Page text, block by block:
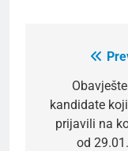
navigation
kandidate
prijavili na
od